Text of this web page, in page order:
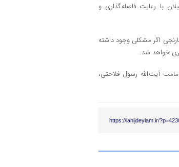
با رعایت فاصله گذاری و
شهرهای نارنجی اگر مشکلی وجود داشته
خواهد شد.
آیت الله رسول فلاحتی،
https://lahijdeylam.ir/